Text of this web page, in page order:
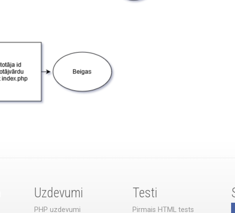
Uzdevumi
PHP uzdevumi
Testi
Pirmais HTML tests